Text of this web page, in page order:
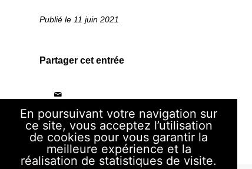
11 juin 2021
Partager cet entrée
En poursuivant votre navigation sur
ce site, vous acceptez l’utilisation
de cookies pour vous garantir la
meilleure expérience et la
réalisation de statistiques de visite.